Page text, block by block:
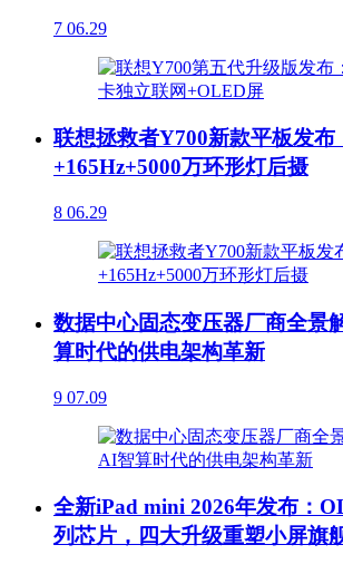
7 06.29
联想拯救者Y700新款平板发
+165Hz+5000万环形灯后摄
8 06.29
数据中心固态变压器厂商全景
算时代的供电架构革新
9 07.09
全新iPad mini 2026年发布：
列芯片，四大升级重塑小屏旗